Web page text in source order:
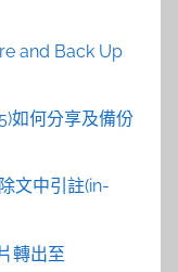
and Back Up
如何分享及備份
文中引註(in-
轉出至